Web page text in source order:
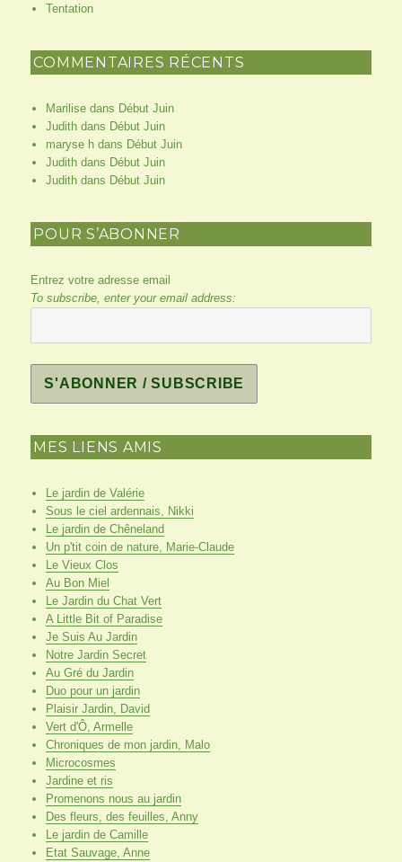
Tentation
COMMENTAIRES RÉCENTS
Marilisedans Début Juin
Judithdans Début Juin
maryse hdans Début Juin
Judithdans Début Juin
Judithdans Début Juin
POUR S’ABONNER
Entrez votre adresse email
To subscribe, enter your email address:
MES LIENS AMIS
Le jardin de Valérie
Sous le ciel ardennais, Nikki
Le jardin de Chêneland
Un p'tit coin de nature, Marie-Claude
Le Vieux Clos
Au Bon Miel
Le Jardin du Chat Vert
A Little Bit of Paradise
Je Suis Au Jardin
Notre Jardin Secret
Au Gré du Jardin
Duo pour un jardin
Plaisir Jardin, David
Vert d'Ô, Armelle
Chroniques de mon jardin, Malo
Microcosmes
Jardine et ris
Promenons nous au jardin
Des fleurs, des feuilles, Anny
Le jardin de Camille
Etat Sauvage, Anne